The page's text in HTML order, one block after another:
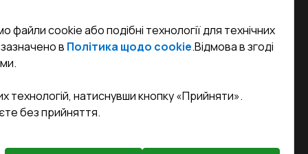
cookie або подібні технології для технічних
в Політика щодо cookie.Відмова в згоді
технологій, натиснувши кнопку «Прийняти».
без прийняття.